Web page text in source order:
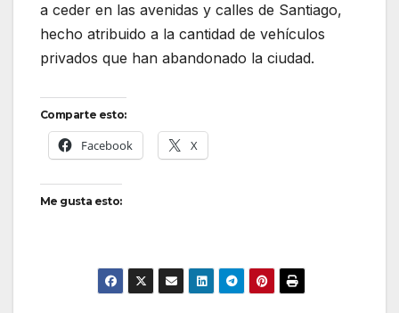
a ceder en las avenidas y calles de Santiago,
hecho atribuido a la cantidad de vehículos
privados que han abandonado la ciudad.
Comparte esto:
Facebook X
Me gusta esto: